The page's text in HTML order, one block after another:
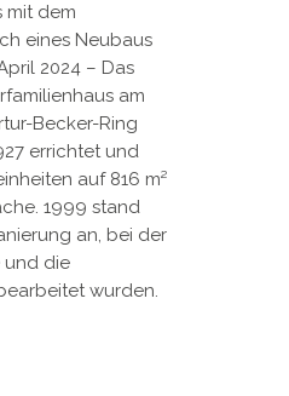
mit dem
eines Neubaus
2024 – Das
am
Becker-Ring
errichtet und
auf 816 m²
1999 stand
an, bei der
und die
wurden.